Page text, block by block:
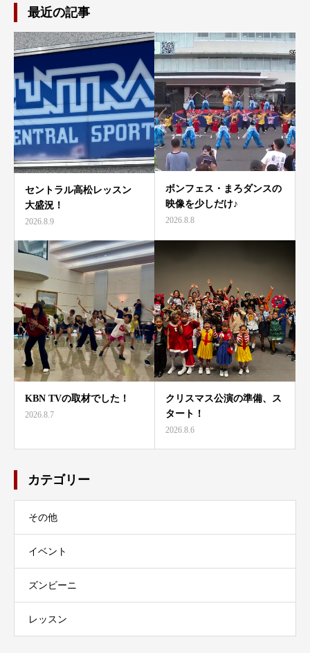
最近の記事
セントラル高松レッスン
大盛況！
2026.8.9
ボンフェス・まろダンスの
映像を少しだけ♪
2026.8.8
KBN TVの取材でした！
2026.8.7
クリスマス公演の準備、ス
タート！
2026.8.6
カテゴリー
その他
イベント
ズンビーニ
レッスン